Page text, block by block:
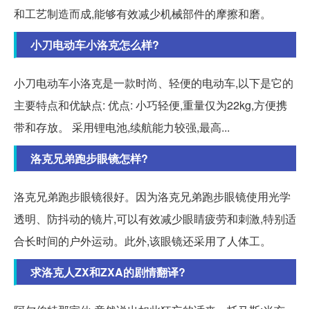
和工艺制造而成,能够有效减少机械部件的摩擦和磨。
小刀电动车小洛克怎么样?
小刀电动车小洛克是一款时尚、轻便的电动车,以下是它的
主要特点和优缺点: 优点: 小巧轻便,重量仅为22kg,方便携
带和存放。 采用锂电池,续航能力较强,最高...
洛克兄弟跑步眼镜怎样?
洛克兄弟跑步眼镜很好。因为洛克兄弟跑步眼镜使用光学
透明、防抖动的镜片,可以有效减少眼睛疲劳和刺激,特别适
合长时间的户外运动。此外,该眼镜还采用了人体工。
求洛克人ZX和ZXA的剧情翻译?